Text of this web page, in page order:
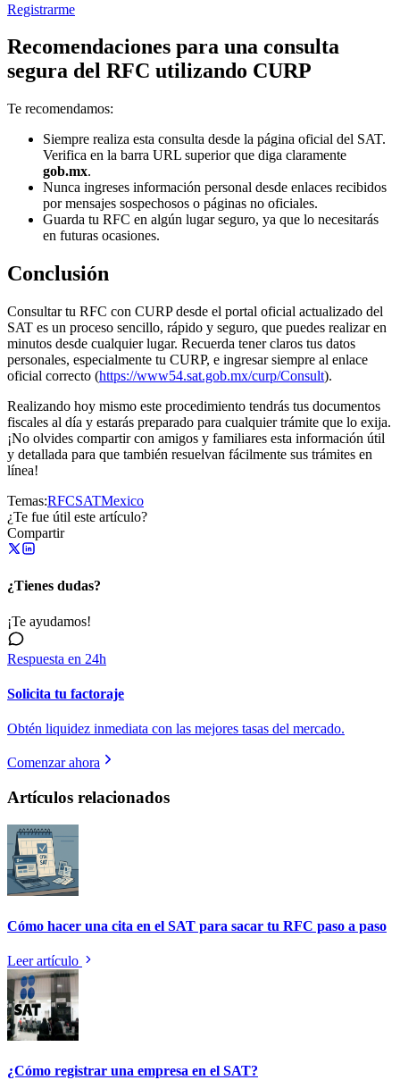
Registrarme
Recomendaciones para una consulta
segura del RFC utilizando CURP
Te recomendamos:
Siempre realiza esta consulta desde la página oficial del SAT.
Verifica en la barra URL superior que diga claramente
gob.mx.
Nunca ingreses información personal desde enlaces recibidos
por mensajes sospechosos o páginas no oficiales.
Guarda tu RFC en algún lugar seguro, ya que lo necesitarás
en futuras ocasiones.
Conclusión
Consultar tu RFC con CURP desde el portal oficial actualizado del
SAT es un proceso sencillo, rápido y seguro, que puedes realizar en
minutos desde cualquier lugar. Recuerda tener claros tus datos
personales, especialmente tu CURP, e ingresar siempre al enlace
oficial correcto (https://www54.sat.gob.mx/curp/Consult).
Realizando hoy mismo este procedimiento tendrás tus documentos
fiscales al día y estarás preparado para cualquier trámite que lo exija.
¡No olvides compartir con amigos y familiares esta información útil
y detallada para que también resuelvan fácilmente sus trámites en
línea!
Temas:RFCSATMexico
¿Te fue útil este artículo?
Compartir
¿Tienes dudas?
¡Te ayudamos!
Respuesta en 24h
Solicita tu factoraje
Obtén liquidez inmediata con las mejores tasas del mercado.
Comenzar ahora
Artículos relacionados
Cómo hacer una cita en el SAT para sacar tu RFC paso a paso
Leer artículo
¿Cómo registrar una empresa en el SAT?